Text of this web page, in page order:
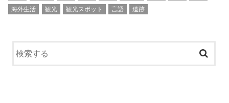
海外生活
観光 観光スポット 言語 遺跡